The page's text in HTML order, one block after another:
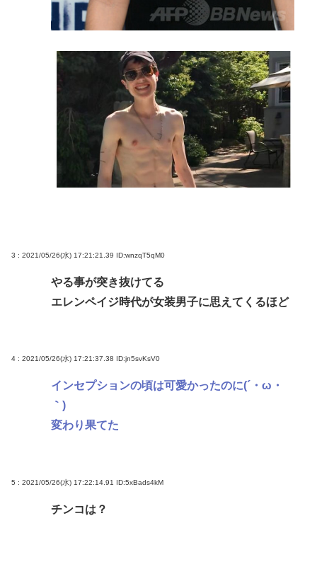
3 : 2021/05/26(水) 17:21:21.39 ID:wnzqT5qM0
やる事が突き抜けてる
エレンペイジ時代が女装男子に思えてくるほど
4 : 2021/05/26(水) 17:21:37.38 ID:jn5svKsV0
インセプションの頃は可愛かったのに(´・ω・
｀)
変わり果てた
5 : 2021/05/26(水) 17:22:14.91 ID:5xBads4kM
チンコは？